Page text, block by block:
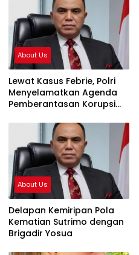
About Us
Lewat Kasus Febrie, Polri
Menyelamatkan Agenda
Pemberantasan Korupsi
About Us
Delapan Kemiripan Pola
Kematian Sutrimo dengan
Brigadir Yosua